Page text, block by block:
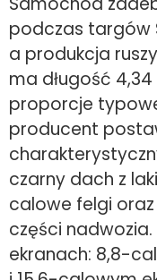
podczas targów
a produkcja
ma długość
proporcje
producent
czarny dach z
calowe felgi
części
ekranach: 8,8-